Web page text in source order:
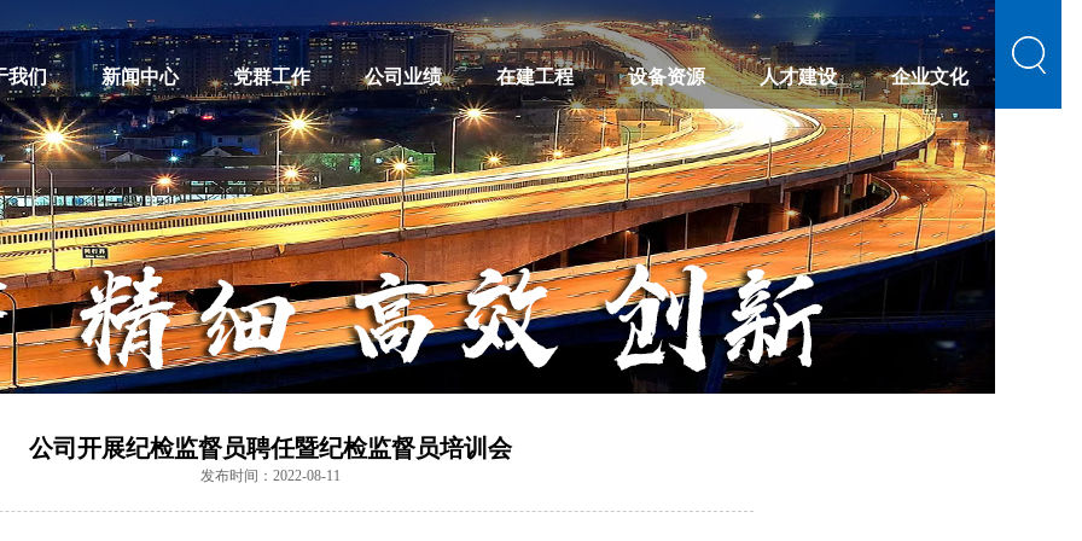
我们 新闻中心 党群工作 公司业绩 在建工程 设备资源 人才建设 企业文化
公司开展纪检监督员聘任暨纪检监督员培训会
发布时间：2022-08-11